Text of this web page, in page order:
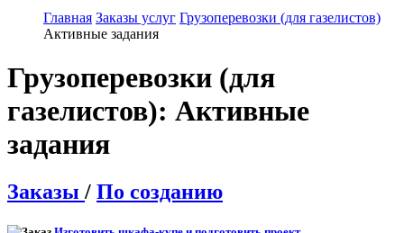
Главная Заказы услуг Грузоперевозки (для газелистов)
Активные задания
Грузоперевозки (для
газелистов): Активные
задания
Заказы / По созданию